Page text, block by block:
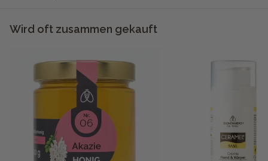
Wird oft zusammen gekauft